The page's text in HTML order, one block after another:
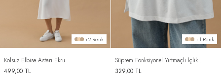
+2 Renk
Kolsuz Elbise Astarı Ekru
499,00 TL
+1 Renk
Süprem Fonksiyonel Yırtmaçlı İçlik
Etek Ekru
329,00TL